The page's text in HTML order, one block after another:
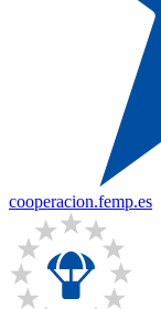
cooperacion.femp.es